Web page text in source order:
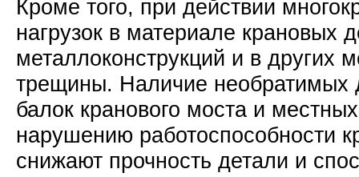
Кроме того, при действии
нагрузок в материале крановых
металлоконструкций и в других
трещины. Наличие
балок кранового моста и
нарушению работоспособности
снижают прочность детали и